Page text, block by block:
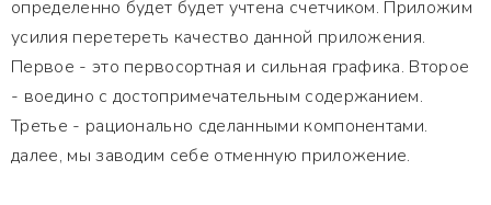
определенно будет будет учтена счетчиком. Приложим
усилия перетереть качество данной приложения.
Первое - это первосортная и сильная графика. Второе
- воедино с достопримечательным содержанием.
Третье - рационально сделанными компонентами.
далее, мы заводим себе отменную приложение.